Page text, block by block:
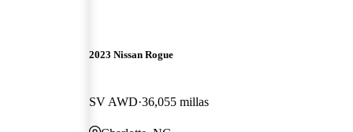
2023 Nissan Rogue
SV AWD 36,055 millas